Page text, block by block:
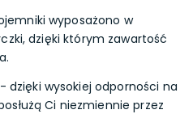
wyposażono w
dzięki którym zawartość
- dzięki wysokiej odporności na
Ci niezmiennie przez